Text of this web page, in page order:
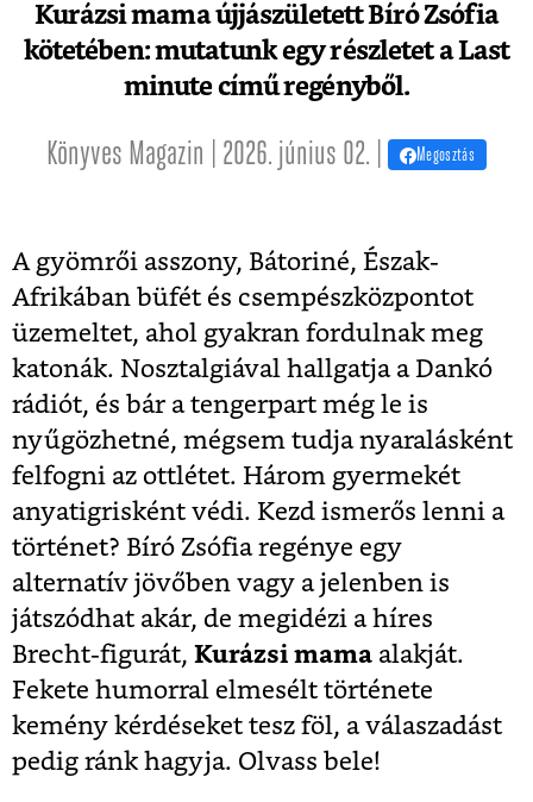
Kurázsi mama újjászületett Bíró Zsófia
kötetében: mutatunk egy részletet a Last
minute című regényből.
Könyves Magazin | 2026. június 02. | Megosztás
A gyömrői asszony, Bátoriné, Észak-
Afrikában büfét és csempészközpontot
üzemeltet, ahol gyakran fordulnak meg
katonák. Nosztalgiával hallgatja a Dankó
rádiót, és bár a tengerpart még le is
nyűgözhetné, mégsem tudja nyaralásként
felfogni az ottlétet. Három gyermekét
anyatigrisként védi. Kezd ismerős lenni a
történet? Bíró Zsófia regénye egy
alternatív jövőben vagy a jelenben is
játszódhat akár, de megidézi a híres
Brecht-figurát, Kurázsi mama alakját.
Fekete humorral elmesélt története
kemény kérdéseket tesz föl, a válaszadást
pedig ránk hagyja. Olvass bele!